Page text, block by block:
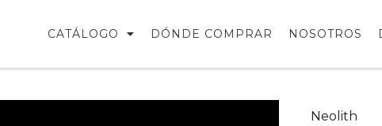
CATÁLOGO DÓNDE COMPRAR NOSOTROS
Neolith